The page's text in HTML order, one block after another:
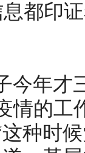
都印
今年才
情的工
种时